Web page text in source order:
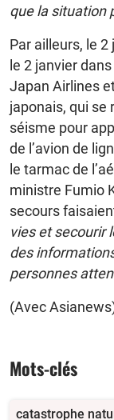
que la situation
Par ailleurs, le
le 2 janvier
Japan Airlines
japonais, qui se
séisme pour
de l’avion de
le tarmac de
ministre Fumio
secours
vies et secourir
des
personnes
(Avec
Mots-clés
catastrophe